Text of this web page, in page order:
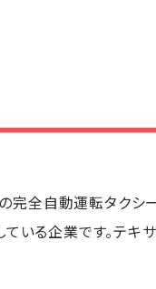
完全自動運転タクシ
いる企業です。テ